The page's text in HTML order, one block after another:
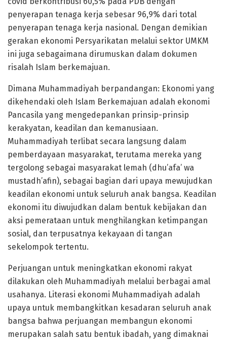
penyerapan tenaga kerja sebesar 96,9% dari total
penyerapan tenaga kerja nasional. Dengan demikian
gerakan ekonomi Persyarikatan melalui sektor UMKM
ini juga sebagaimana dirumuskan dalam dokumen
risalah Islam berkemajuan.
Dimana Muhammadiyah berpandangan: Ekonomi yang
dikehendaki oleh Islam Berkemajuan adalah ekonomi
Pancasila yang mengedepankan prinsip-prinsip
kerakyatan, keadilan dan kemanusiaan.
Muhammadiyah terlibat secara langsung dalam
pemberdayaan masyarakat, terutama mereka yang
tergolong sebagai masyarakat lemah (dhu’afa’ wa
mustadh’afin), sebagai bagian dari upaya mewujudkan
keadilan ekonomi untuk seluruh anak bangsa. Keadilan
ekonomi itu diwujudkan dalam bentuk kebijakan dan
aksi pemerataan untuk menghilangkan ketimpangan
sosial, dan terpusatnya kekayaan di tangan
sekelompok tertentu.
Perjuangan untuk meningkatkan ekonomi rakyat
dilakukan oleh Muhammadiyah melalui berbagai amal
usahanya. Literasi ekonomi Muhammadiyah adalah
upaya untuk membangkitkan kesadaran seluruh anak
bangsa bahwa perjuangan membangun ekonomi
merupakan salah satu bentuk ibadah, yang dimaknai